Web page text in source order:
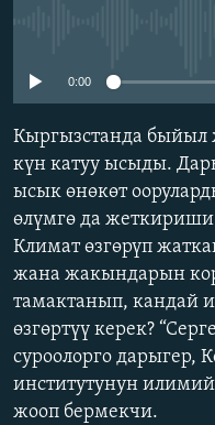
ЫҢГАЙСЫЗ СУРООЛОР
ЭЕ/АРнун бардык
0:00
Кыргызстанда быйыл
күн катуу ысыды.
ысык өнөкөт
өлүмгө да
Климат өзгөрүп
жана жакындарын
тамактанып, кандай
өзгөртүү керек?
суроолорго дарыгер,
институтунун
жооп бермекчи.